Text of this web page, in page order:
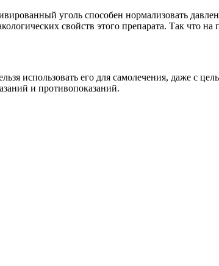
уголь способен нормализовать
свойств этого препарата. Так что на
использовать его для самолечения, даже с
и противопоказаний.